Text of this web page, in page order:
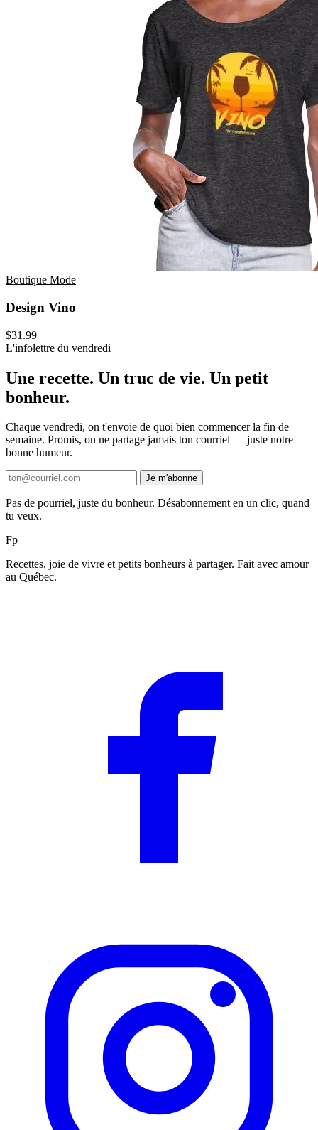
Boutique Mode
Design Vino
$31.99
L'infolettre du vendredi
Une recette. Un truc de vie. Un petit
bonheur.
Chaque vendredi, on t'envoie de quoi bien commencer la fin de
semaine. Promis, on ne partage jamais ton courriel — juste notre
bonne humeur.
Je m'abonne
Pas de pourriel, juste du bonheur. Désabonnement en un clic, quand
tu veux.
Fp
Recettes, joie de vivre et petits bonheurs à partager. Fait avec amour
au Québec.